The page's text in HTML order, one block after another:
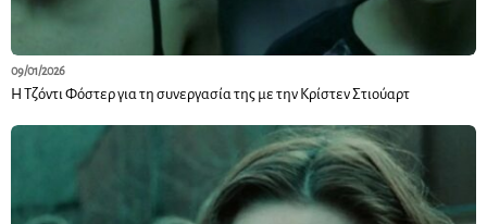
09/01/2026
Η Τζόντι Φόστερ για τη συνεργασία της με την Κρίστεν Στιούαρτ